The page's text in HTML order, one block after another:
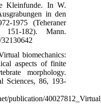
Kleinfunde. In W.
in den
1975 (Teheraner
182). Mann.
biomechanics:
aspects of finite
morphology.
Sciences, 86, 193-
publication/